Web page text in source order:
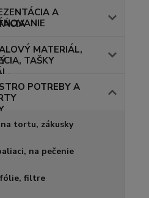
A
MATERIÁL,
TAŠKY
POTREBY A
tortu, zákusky
na pečenie
filtre